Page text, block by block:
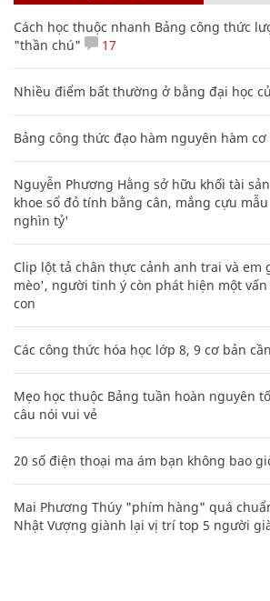
Cách học thuộc nhanh Bảng công thức
"thần chú"
17
Nhiều điểm bất thường ở bằng đại học
Bảng công thức đạo hàm nguyên hàm
Nguyễn Phương Hằng sở hữu khối tài
khoe sổ đỏ tính bằng cân, mắng cựu
nghìn tỷ'
Clip lột tả chân thực cảnh anh trai và em
mèo', người tinh ý còn phát hiện một
con
Các công thức hóa học lớp 8, 9 cơ bản
Mẹo học thuộc Bảng tuần hoàn nguyên
câu nói vui vẻ
20 số điện thoại ma ám bạn không bao
Mai Phương Thúy "phím hàng" quá
Nhật Vượng giành lại vị trí top 5 người